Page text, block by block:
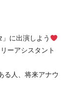
に出演しよう
ーアシスタント
る人、将来アナウ